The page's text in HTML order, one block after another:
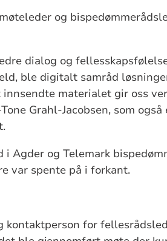
og
dialog og
ble digitalt samråd
materialet gir oss
Grahl-Jacobsen, som
Agder og Telemark
var spente på i forkant.
for